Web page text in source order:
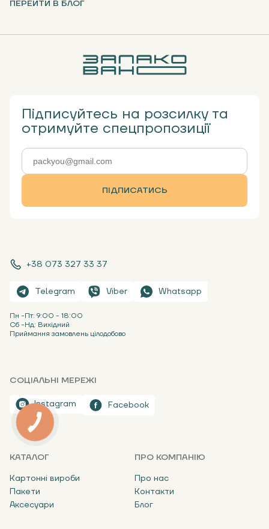
ПЕРЕЙТИ В БЛОГ
+38 073 327 33 37
Telegram Viber Whatsapp
Пн -Пт: 9:00 - 18:00
Сб -Нд: Вихідний
Приймання замовлень цілодобово
СОЦІАЛЬНІ МЕРЕЖІ
Instagram Facebook
КАТАЛОГ
Картонні вироби
Пакети
Аксесуари
ПРО КОМПАНІЮ
Про нас
Контакти
Блог
Підписуйтесь на розсилку та
отримуйте спецпропозиції
ПІДПИСАТИСЬ